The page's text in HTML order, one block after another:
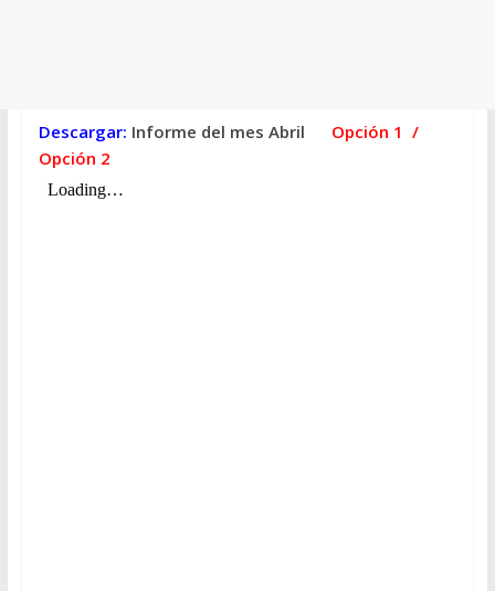
Descargar: Informe del mes Abril Opción 1 /
Opción 2